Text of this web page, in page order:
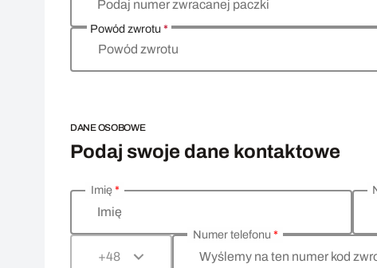
Podaj numer zwracanej paczki
Powód zwrotu*
Powód zwrotu
DANE OSOBOWE
Podaj swoje dane kontaktowe
Wprowadź swoje dane osobowe
Imię
Imię*
+48 Wyślemy na ten numer kod
Numer telefonu *